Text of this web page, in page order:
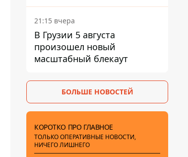
21:15 вчера
В Грузии 5 августа
произошел новый
масштабный блекаут
БОЛЬШЕ НОВОСТЕЙ
КОРОТКО ПРО ГЛАВНОЕ
ТОЛЬКО ОПЕРАТИВНЫЕ НОВОСТИ,
НИЧЕГО ЛИШНЕГО